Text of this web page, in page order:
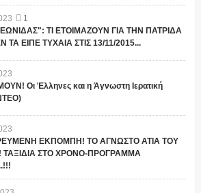
1
ΤΙ ΕΤΟΙΜΑΖΟΥΝ ΓΙΑ ΤΗΝ ΠΑΤΡΙΔΑ
ΤΑ ΕΙΠΕ ΤΥΧΑΙΑ ΣΤΙΣ 13/11/2015...
Οι Έλληνες και η Άγνωστη Ιερατική
ΕΚΠΟΜΠΗ! ΤΟ ΑΓΝΩΣΤΟ ΑΤΙΑ ΤΟΥ
ΤΑΞΙΔΙΑ ΣΤΟ ΧΡΟΝΟ-ΠΡΟΓΡΑΜΜΑ